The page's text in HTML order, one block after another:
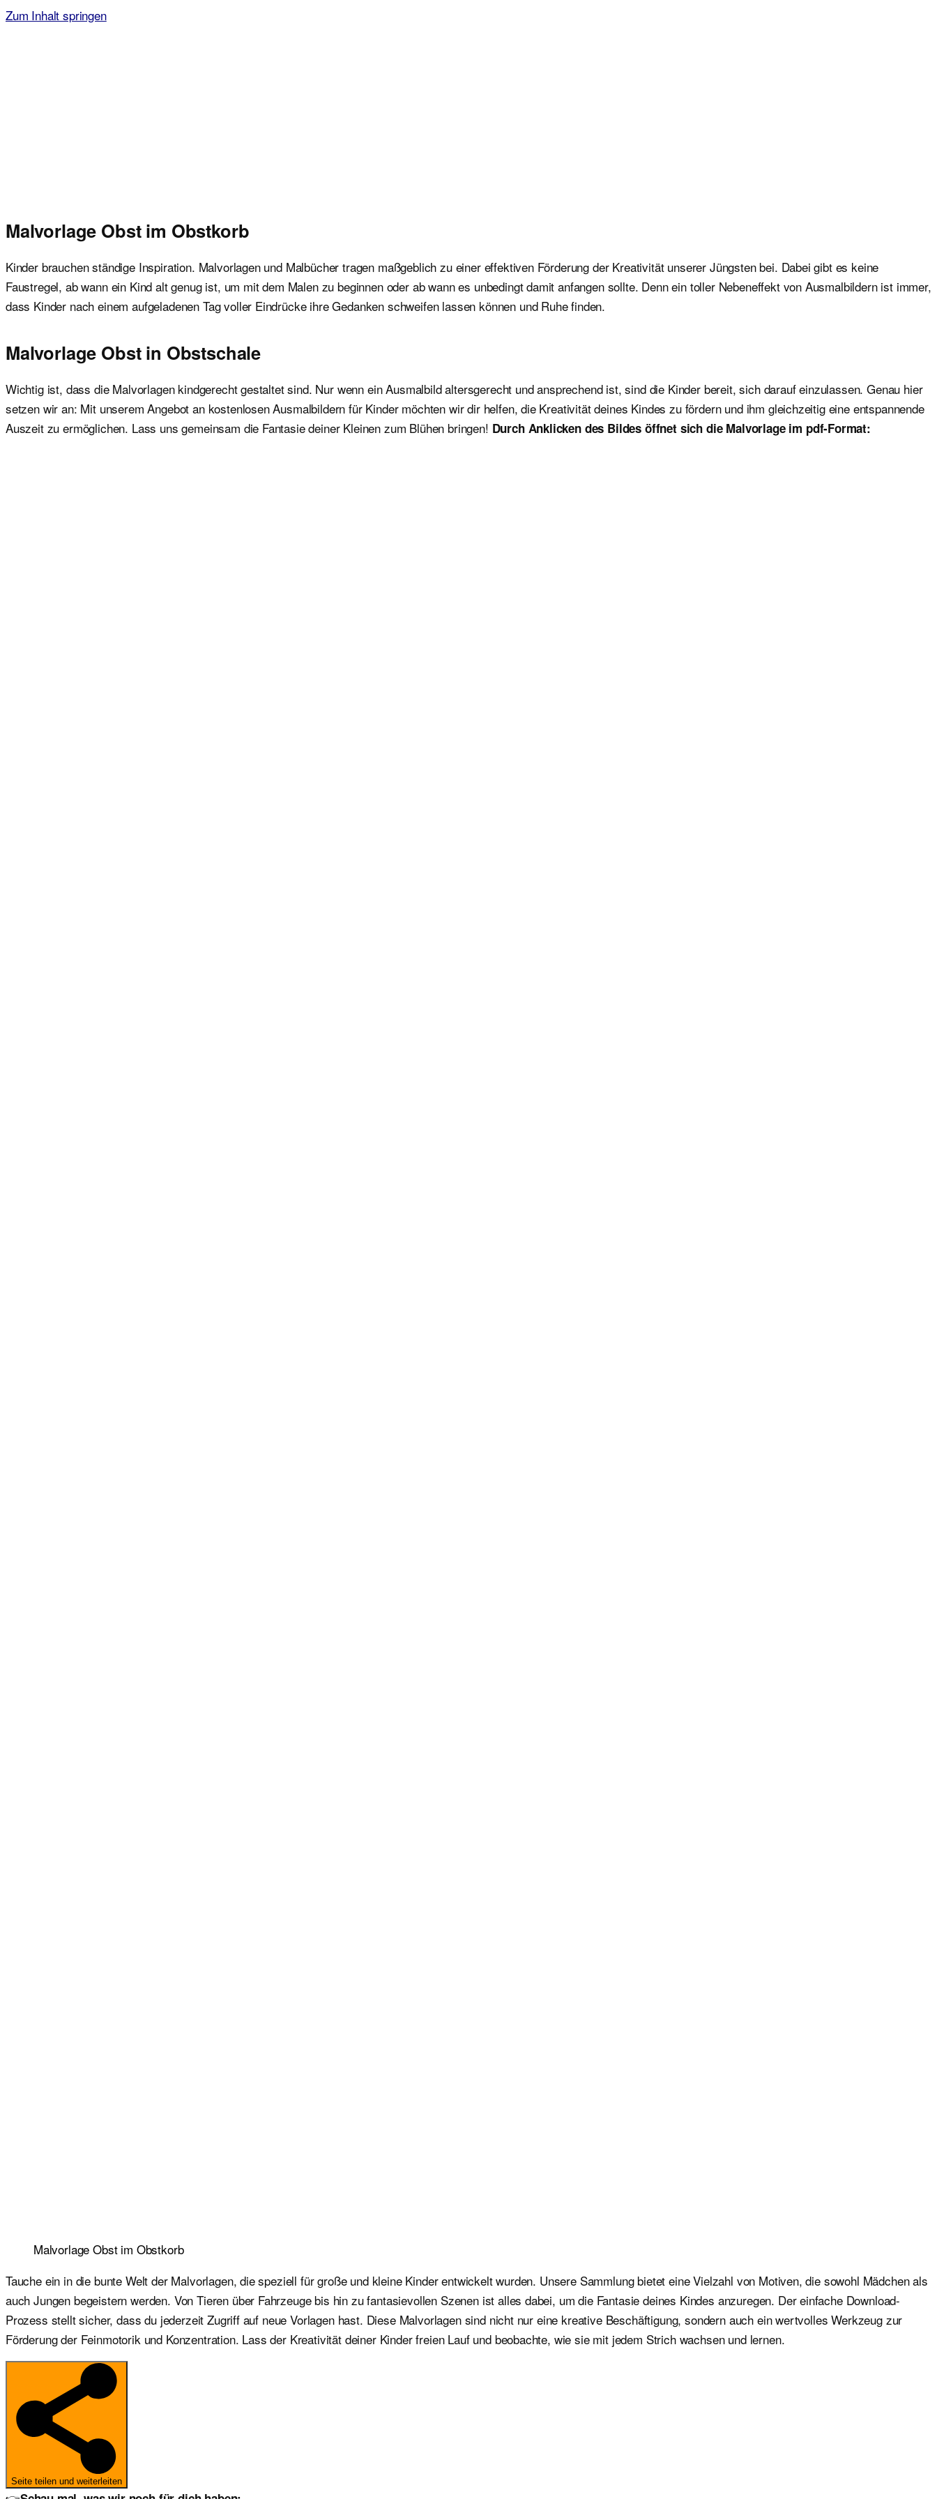
Zum Inhalt springen
Malvorlage Obst im Obstkorb
Kinder brauchen ständige Inspiration. Malvorlagen und Malbücher tragen maßgeblich zu einer effektiven Förderung der Kreativität unserer Jüngsten bei. Dabei gibt es keine
Faustregel, ab wann ein Kind alt genug ist, um mit dem Malen zu beginnen oder ab wann es unbedingt damit anfangen sollte. Denn ein toller Nebeneffekt von Ausmalbildern ist immer,
dass Kinder nach einem aufgeladenen Tag voller Eindrücke ihre Gedanken schweifen lassen können und Ruhe finden.
Malvorlage Obst in Obstschale
Wichtig ist, dass die Malvorlagen kindgerecht gestaltet sind. Nur wenn ein Ausmalbild altersgerecht und ansprechend ist, sind die Kinder bereit, sich darauf einzulassen. Genau hier
setzen wir an: Mit unserem Angebot an kostenlosen Ausmalbildern für Kinder möchten wir dir helfen, die Kreativität deines Kindes zu fördern und ihm gleichzeitig eine entspannende
Auszeit zu ermöglichen. Lass uns gemeinsam die Fantasie deiner Kleinen zum Blühen bringen! Durch Anklicken des Bildes öffnet sich die Malvorlage im pdf-Format:
Malvorlage Obst im Obstkorb
Tauche ein in die bunte Welt der Malvorlagen, die speziell für große und kleine Kinder entwickelt wurden. Unsere Sammlung bietet eine Vielzahl von Motiven, die sowohl Mädchen als
auch Jungen begeistern werden. Von Tieren über Fahrzeuge bis hin zu fantasievollen Szenen ist alles dabei, um die Fantasie deines Kindes anzuregen. Der einfache Download-
Prozess stellt sicher, dass du jederzeit Zugriff auf neue Vorlagen hast. Diese Malvorlagen sind nicht nur eine kreative Beschäftigung, sondern auch ein wertvolles Werkzeug zur
Förderung der Feinmotorik und Konzentration. Lass der Kreativität deiner Kinder freien Lauf und beobachte, wie sie mit jedem Strich wachsen und lernen.
Seite teilen und weiterleiten